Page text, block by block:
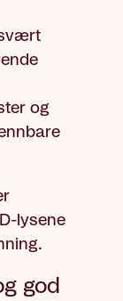
og
lysene
god